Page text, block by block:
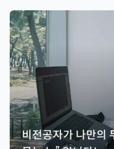
비전공자가 나만의